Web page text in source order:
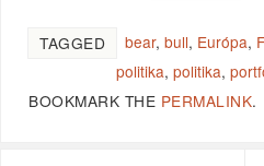
TAGGED bear,bull, Európa,
politika,politika,
BOOKMARK THE PERMALINK.